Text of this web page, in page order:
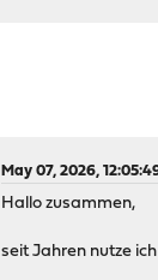
May 07, 2026,
Hallo zusammen,
seit Jahren nutze